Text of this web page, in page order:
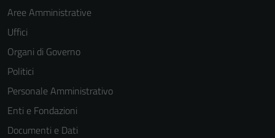
Aree Amministrative
Uffici
Organi di Governo
Politici
Personale Amministrativo
Enti e Fondazioni
Documenti e Dati